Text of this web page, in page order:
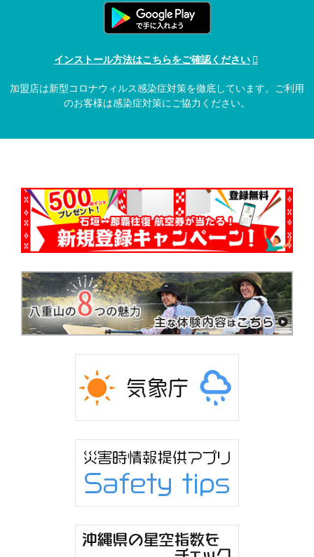
インストール方法はこちらをご確認ください
加盟店は新型コロナウィルス感染症対策を徹底しています。ご利用
のお客様は感染症対策にご協力ください。